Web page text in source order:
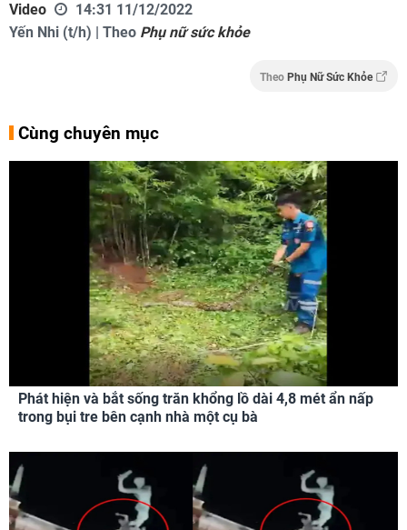
Video
14:31 11/12/2022
Yến Nhi (t/h) | Theo Phụ nữ sức khỏe
Theo Phụ Nữ Sức Khỏe
Cùng chuyên mục
Phát hiện và bắt sống trăn khổng lồ dài 4,8 mét ẩn nấp
trong bụi tre bên cạnh nhà một cụ bà